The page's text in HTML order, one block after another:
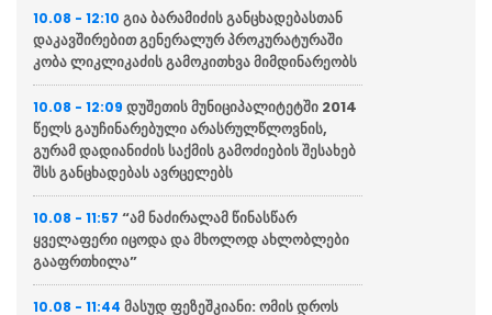
10.08 - 12:10 გია ბარამიძის განცხადებასთან
დაკავშირებით გენერალურ პროკურატურაში
კობა ლიკლიკაძის გამოკითხვა მიმდინარეობს
10.08 - 12:09 დუშეთის მუნიციპალიტეტში 2014
წელს გაუჩინარებული არასრულწლოვნის,
გურამ დადიანიძის საქმის გამოძიების შესახებ
შსს განცხადებას ავრცელებს
10.08 - 11:57 “ამ ნაძირალამ წინასწარ
ყველაფერი იცოდა და მხოლოდ ახლობლები
გააფრთხილა”
10.08 - 11:44 მასუდ ფეზეშკიანი: ომის დროს